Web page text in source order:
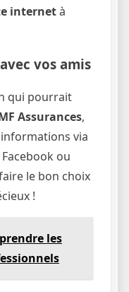
internetà
vos amis
qui pourrait
Assurances,
informations via
ou
le bon choix
!
les